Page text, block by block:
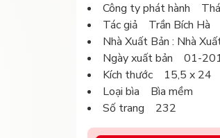
Công ty phát hành
Tác giả Trần Bích Hà
Nhà Xuất Bản : Nhà
Ngày xuất bản 01-
Kích thước 15,5 x 24
Loại bìa Bìa mềm
Số trang 232